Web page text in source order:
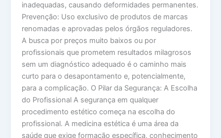
inadequadas, causando deformidades permanentes.
Prevenção: Uso exclusivo de produtos de marcas
renomadas e aprovadas pelos órgãos reguladores.
A busca por preços muito baixos ou por
profissionais que prometem resultados milagrosos
sem um diagnóstico adequado é o caminho mais
curto para o desapontamento e, potencialmente,
para a complicação. O Pilar da Segurança: A Escolha
do Profissional A segurança em qualquer
procedimento estético começa na escolha do
profissional. A medicina estética é uma área da
saúde que exige formação específica, conhecimento